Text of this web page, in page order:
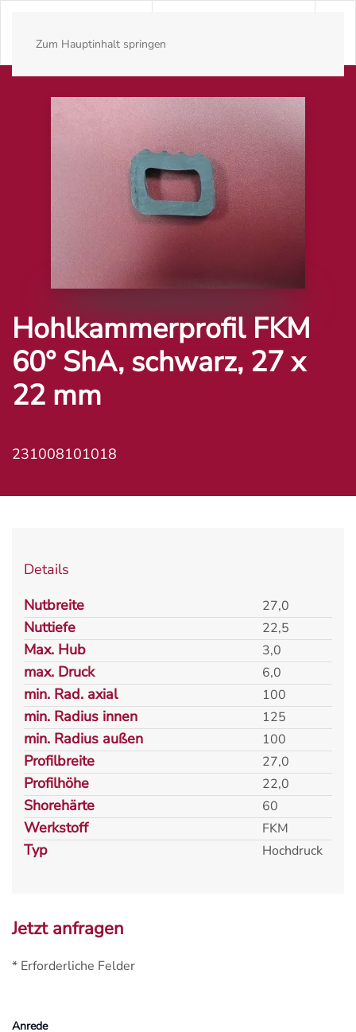
Zum Hauptinhalt springen
Hohlkammerprofil FKM
60° ShA, schwarz, 27 x
22 mm
231008101018
Details
Nutbreite
27,0
Nuttiefe 22,5
Max. Hub 3,0
max. Druck 6,0
min. Rad. axial 100
min. Radius innen 125
min. Radius außen 100
Profilbreite 27,0
Profilhöhe 22,0
Shorehärte 60
Werkstoff FKM
Typ Hochdruck
Jetzt anfragen
* Erforderliche Felder
Anrede